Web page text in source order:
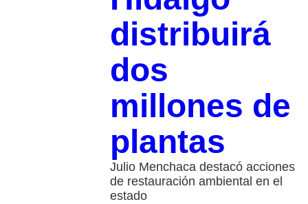
distribuirá
dos
millones de
plantas
Julio Menchaca destacó acciones
de restauración ambiental en el
estado